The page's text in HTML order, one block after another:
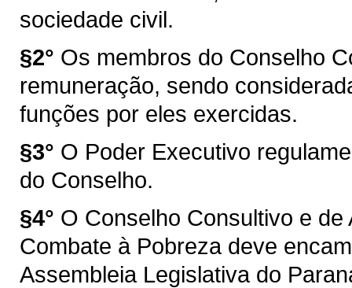
sociedade civil.
§2° Os membros do Conselho
remuneração, sendo
funções por eles exercidas.
§3° O Poder Executivo
do Conselho.
§4° O Conselho Consultivo e
Combate à Pobreza deve
Assembleia Legislativa do